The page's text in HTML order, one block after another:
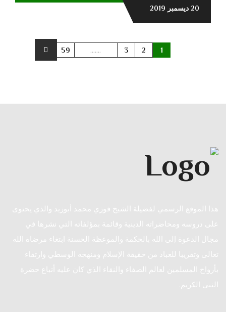
20 ديسمبر 2019
1
2
3
.......
59
هذا الموقع الرسمي لفضيلة الشيخ فوزي محمد أبوزيد والذي يحتوى
على دروسه ومحاضراته الدينية وقائمة بمؤلفاته التي نشرها في
مجال الدعوة إلى الله بالحكمة والموعظة الحسنة ابتغاء مرضاة الله
تعالى وتقريبا للعباد من حقيقة الإسلام ومنهجه الوسطي وارتقاء
بأرواح المسلمين لعالم الصفاء والنقاء الذي كان عليه أتباع حضرة
النبي الكريم.